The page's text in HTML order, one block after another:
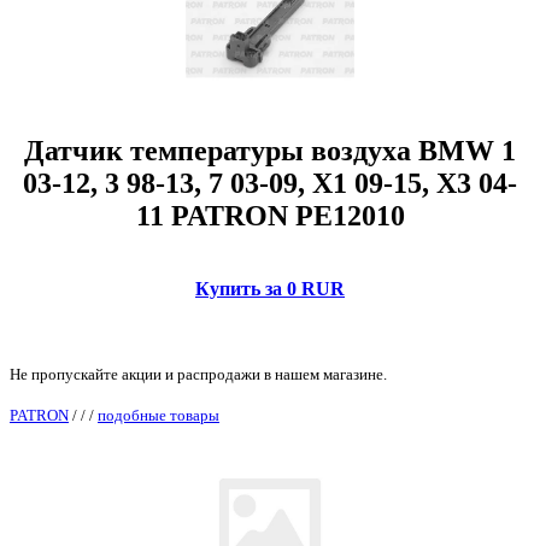
Датчик температуры воздуха BMW 1
03-12, 3 98-13, 7 03-09, X1 09-15, X3 04-
11 PATRON PE12010
Купить за 0 RUR
Не пропускайте акции и распродажи в нашем магазине.
PATRON / / / подобные товары